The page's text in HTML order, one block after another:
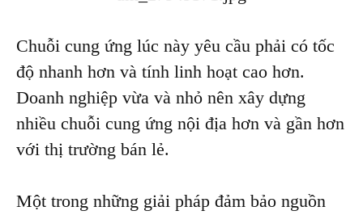
Chuỗi cung ứng lúc này yêu cầu phải có tốc
độ nhanh hơn và tính linh hoạt cao hơn.
Doanh nghiệp vừa và nhỏ nên xây dựng
nhiều chuỗi cung ứng nội địa hơn và gần hơn
với thị trường bán lẻ.
Một trong những giải pháp đảm bảo nguồn